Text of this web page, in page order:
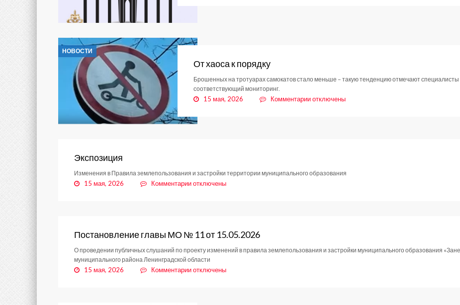
НОВОСТИ
От хаоса к порядку
Брошенных на тротуарах самокатов стало меньше – такую тенденцию отмечают
соответствующий мониторинг.
15 мая, 2026 Комментариикотключены
Экспозиция
Изменения в Правила землепользования и застройки территории муниципального образования
15 мая, 2026 Комментариикотключены
Постановление главы МО № 11 от 15.05.2026
О проведении публичных слушаний по проекту изменений в правила землепользования и застройки муниципального образования
муниципального района Ленинградской области
15 мая, 2026 Комментариикотключены